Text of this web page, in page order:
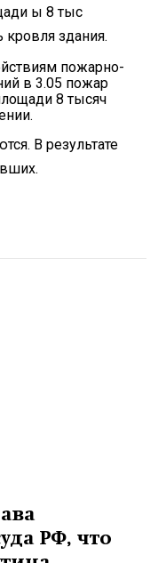
ы 8 тыс
кровля здания.
пожарно-
в 3.05 пожар
8 тысяч
В результате
РФ, что